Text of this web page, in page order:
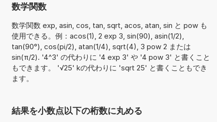
数学関数
数学関数 exp, asin, cos, tan, sqrt, acos, atan, sin と pow も
使用できる。例：acos(1), 2 exp 3, sin(90), asin(1/2),
tan(90°), cos(pi/2), atan(1/4), sqrt(4), 3 pow 2 または
sin(π/2). '4^3' の代わりに '4 exp 3' や '4 pow 3' と書くこと
もできます。 '√25' kの代わりに 'sqrt 25' と書くこともでき
ます。
結果を小数点以下の桁数に丸める